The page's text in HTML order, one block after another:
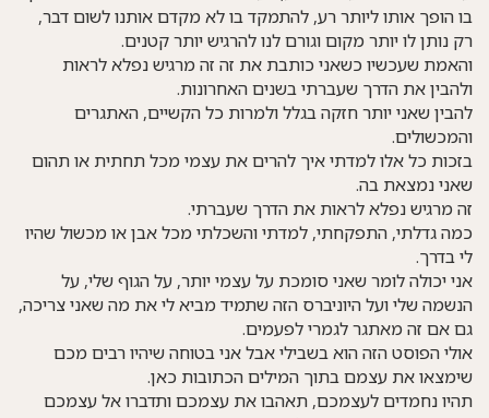
בו הופך אותו ליותר רע, להתמקד בו לא מקדם אותנו לשום דבר,
רק נותן לו יותר מקום וגורם לנו להרגיש יותר קטנים.
והאמת שעכשיו כשאני כותבת את זה זה מרגיש נפלא לראות
ולהבין את הדרך שעברתי בשנים האחרונות.
להבין שאני יותר חזקה בגלל ולמרות כל הקשיים, האתגרים
והמכשולים.
בזכות כל אלו למדתי איך להרים את עצמי מכל תחתית או תהום
שאני נמצאת בה.
זה מרגיש נפלא לראות את הדרך שעברתי.
כמה גדלתי, התפקחתי, למדתי והשכלתי מכל אבן או מכשול שהיו
לי בדרך.
אני יכולה לומר שאני סומכת על עצמי יותר, על הגוף שלי, על
הנשמה שלי ועל היוניברס הזה שתמיד מביא לי את מה שאני צריכה,
גם אם זה מאתגר לגמרי לפעמים.
אולי הפוסט הזה הוא בשבילי אבל אני בטוחה שיהיו רבים מכם
שימצאו את עצמם בתוך המילים הכתובות כאן.
תהיו נחמדים לעצמכם, תאהבו את עצמכם ותדברו אל עצמכם